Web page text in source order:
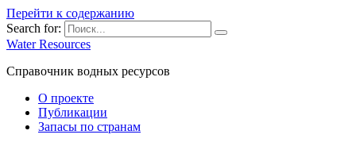
Перейти к содержанию
Search for:
Water Resources
Справочник водных ресурсов
О проекте
Публикации
Запасы по странам